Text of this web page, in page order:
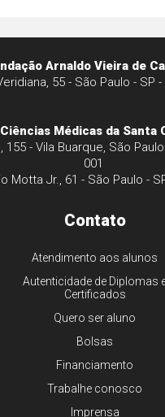
Arnaldo Vieira de
55 - São Paulo - SP -
Médicas da Santa
155 - Vila Buarque, São
001
Motta Jr., 61 - São Paulo -
Contato
Atendimento aos alunos
Autenticidade de Diplomas
Certificados
Quero ser aluno
Bolsas
Financiamento
Trabalhe conosco
Imprensa